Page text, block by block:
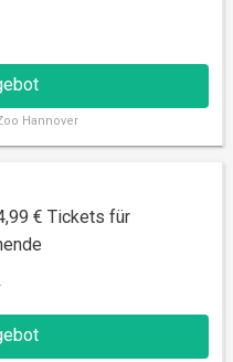
Hannover
€ Tickets für